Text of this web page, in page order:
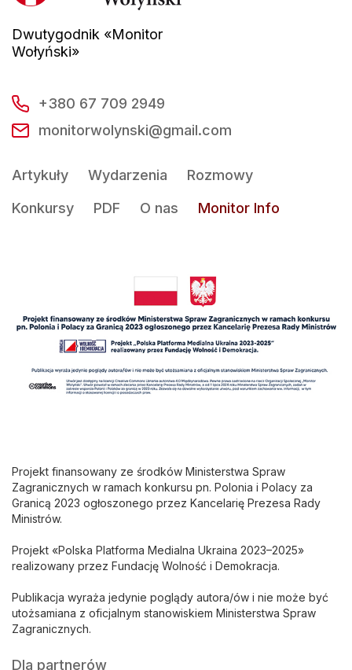
Dwutygodnik «Monitor
Wołyński»
+380 67 709 2949
monitorwolynski@gmail.com
Artykuły Wydarzenia
Rozmowy
Konkursy
PDF O nas Monitor Info
Projekt finansowany ze środków Ministerstwa Spraw
Zagranicznych w ramach konkursu pn. Polonia i Polacy za
Granicą 2023 ogłoszonego przez Kancelarię Prezesa Rady
Ministrów.
Projekt «Polska Platforma Medialna Ukraina 2023–2025»
realizowany przez Fundację Wolność i Demokracja.
Publikacja wyraża jedynie poglądy autora/ów i nie może być
utożsamiana z oficjalnym stanowiskiem Ministerstwa Spraw
Zagranicznych.
Dla partnerów